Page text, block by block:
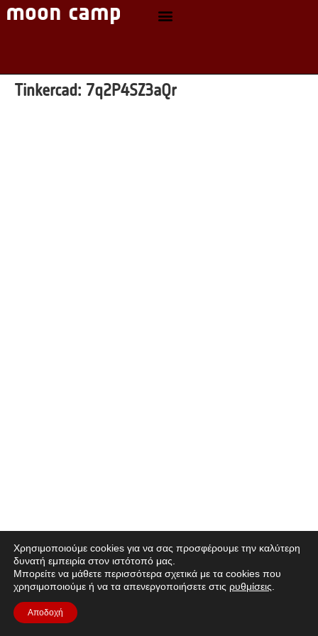
Tinkercad: 7q2P4SZ3aQr
Χρησιμοποιούμε cookies για να σας προσφέρουμε την καλύτερη
δυνατή εμπειρία στον ιστότοπό μας.
Μπορείτε να μάθετε περισσότερα σχετικά με τα cookies που
χρησιμοποιούμε ή να τα απενεργοποιήσετε στις ρυθμίσεις
Αποδοχή